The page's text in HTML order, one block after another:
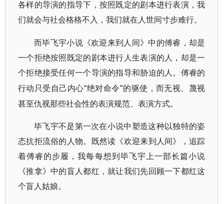
各样的导演的指导下，按照既定的剧本进行表演，我
们就会与社会格格不入，我们就在人世间寸步难行。
而毕飞宇小说《欢迎来到人间》中的傅睿，却是
一个拒绝按照既定的剧本进行人生表演的人，却是一
个拒绝接受任何一个导演的指导和胁迫的人。傅睿的
行动只受自己内心“绝对命令”的驱使，而无视、蔑视
甚至仇视那些社会性的表演规范、表演方式。
毕飞宇不是第一次在小说中塑造这种以独特的姿
态抗拒流俗的人物。既然读《欢迎来到人间》，追踪
着傅睿的步履，我每每想到毕飞宇上一部长篇小说
《推拿》中的盲人都红，就让我们先回顾一下都红这
个盲人姑娘。